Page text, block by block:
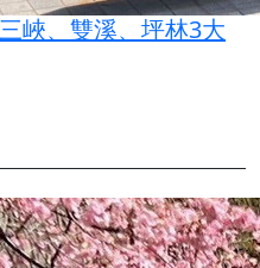
峽、雙溪、坪林3大